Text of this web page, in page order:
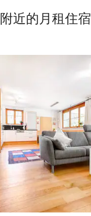
附近的月租住宿